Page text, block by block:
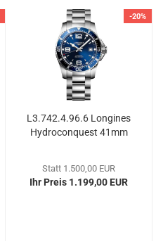
-20%
L3.742.4.96.6 Lon­gi­nes
Hy­dro­con­quest 41mm
Statt 1.500,00 EUR
Ihr Preis 1.199,00 EUR